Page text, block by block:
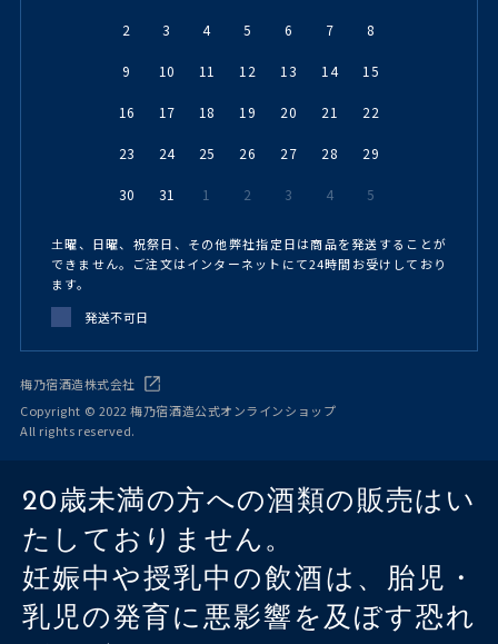
2 3 4 5 6 7 8
9 10 11 12 13 14 15
16 17 18 19 20 21 22
23 24 25 26 27 28 29
30 31 1 2 3 4 5
土曜、日曜、祝祭日、その他弊社指定日は商品を発送することが
できません。ご注文はインターネットにて24時間お受けしており
ます。
発送不可日
梅乃宿酒造株式会社
Copyright © 2022 梅乃宿酒造公式オンラインショップ
All rights reserved.
20歳未満の方への酒類の販売はい
たしておりません。
妊娠中や授乳中の飲酒は、胎児・
乳児の発育に悪影響を及ぼす恐れ